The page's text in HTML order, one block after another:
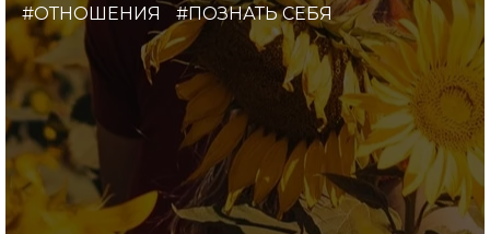
#ОТНОШЕНИЯ #ПОЗНАТЬ СЕБЯ